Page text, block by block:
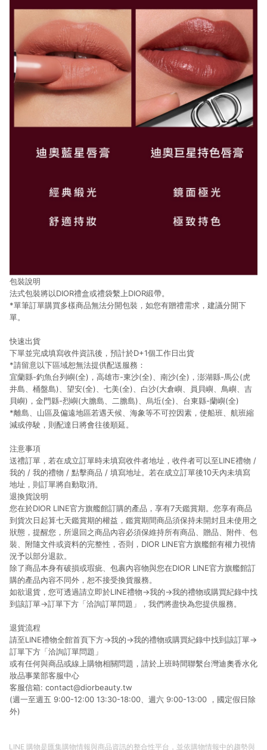
包裝說明
法式包裝將以DIOR禮盒或禮袋繫上DIOR緞帶。
*單筆訂單購買多樣商品無法分開包裝，如您有贈禮需求，建議分開下
單。
快速出貨
下單並完成填寫收件資訊後，預計於D+1個工作日出貨
*請留意以下區域恕無法提供配送服務：
宜蘭縣-釣魚台列嶼(全)，高雄市-東沙(全)、南沙(全)，澎湖縣-馬公(虎
井島、桶盤島)、望安(全)、七美(全)、白沙(大倉嶼、員貝嶼、鳥嶼、吉
貝嶼)，金門縣-烈嶼(大膽島、二膽島)、烏坵(全)、台東縣-蘭嶼(全)
*離島、山區及偏遠地區若遇天候、海象等不可控因素，使船班、航班縮
減或停駛，則配達日將會往後順延。
注意事項
送禮訂單，若在成立訂單時未填寫收件者地址，收件者可以至LINE禮物 /
我的 / 我的禮物 / 點擊商品 / 填寫地址。若在成立訂單後10天內未填寫
地址，則訂單將自動取消。
退換貨說明
您在於DIOR LINE官方旗艦館訂購的產品，享有7天鑑賞期。您享有商品
到貨次日起算七天鑑賞期的權益，鑑賞期間商品須保持未開封且未使用之
狀態，提醒您，所退回之商品內容必須保維持所有商品、贈品、附件、包
裝、附隨文件或資料的完整性，否則，DIOR LINE官方旗艦館有權力視情
況予以部分退款。
除了商品本身有破損或瑕疵、包裹內容物與您在DIOR LINE官方旗艦館訂
購的產品內容不同外，恕不接受換貨服務。
如欲退貨，您可透過請立即於LINE禮物→我的→我的禮物或購買紀錄中找
到該訂單→訂單下方「洽詢訂單問題」，我們將盡快為您提供服務。
退貨流程
請至LINE禮物全館首頁下方→我的→我的禮物或購買紀錄中找到該訂單→
訂單下方「洽詢訂單問題」
或有任何與商品或線上購物相關問題，請於上班時間聯繫台灣迪奧香水化
妝品事業部客服中心
客服信箱: contact@diorbeauty.tw
(週一至週五 9:00-12:00 13:30-18:00、週六 9:00-13:00 ，國定假日除
外)
LINE 購物是匯集購物情報與商品資訊的整合性平台，並依購物情報中的趨勢與